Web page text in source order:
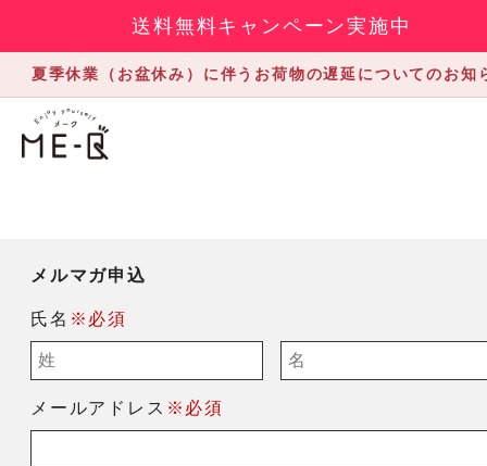
送料無料キャンペーン実施中
夏季休業（お盆休み）に伴うお荷物の遅延についてのお知
メルマガ申込
氏名 ※必須
メールアドレス ※必須